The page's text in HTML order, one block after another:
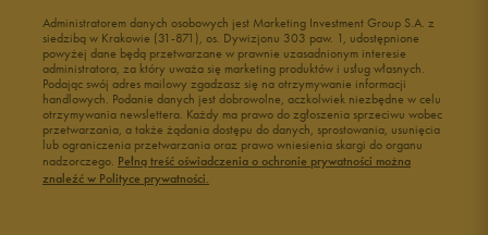
Administratorem danych osobowych jest Marketing Investment Group S.A. z
siedzibą w Krakowie (31-871), os. Dywizjonu 303 paw. 1, udostępnione
powyżej dane będą przetwarzane w prawnie uzasadnionym interesie
administratora, za który uważa się marketing produktów i usług własnych.
Podając swój adres mailowy zgadzasz się na otrzymywanie informacji
handlowych. Podanie danych jest dobrowolne, aczkolwiek niezbędne w celu
otrzymywania newslettera. Każdy ma prawo do zgłoszenia sprzeciwu wobec
przetwarzania, a także żądania dostępu do danych, sprostowania, usunięcia
lub ograniczenia przetwarzania oraz prawo wniesienia skargi do organu
nadzorczego. Pełną treść oświadczenia o ochronie prywatności można
znaleźć w Polityce prywatności.